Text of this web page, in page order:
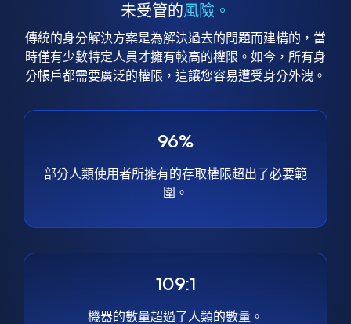
未受管的風險。
傳統的身分解決方案是為解決過去的問題而建構的，當
時僅有少數特定人員才擁有較高的權限。如今，所有身
分帳戶都需要廣泛的權限，這讓您容易遭受身分外洩。
96%
部分人類使用者所擁有的存取權限超出了必要範
圍。
109:1
機器的數量超過了人類的數量。